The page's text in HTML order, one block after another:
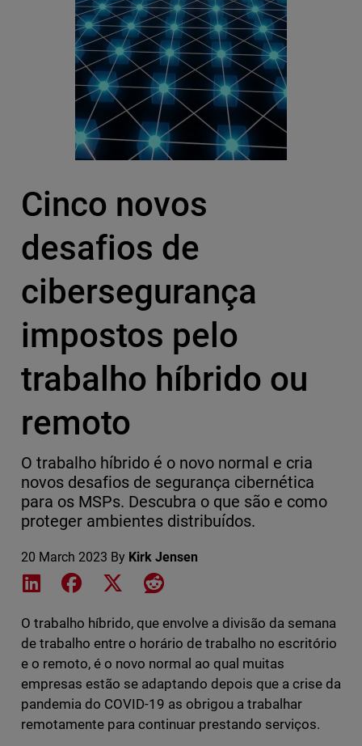
Cinco novos
desafios de
cibersegurança
impostos pelo
trabalho híbrido ou
remoto
O trabalho híbrido é o novo normal e cria
novos desafios de segurança cibernética
para os MSPs. Descubra o que são e como
proteger ambientes distribuídos.
20 March 2023 By Kirk Jensen
Share on LinkedIn
Share on Facebook
Share on XShare on Reddit
O trabalho híbrido, que envolve a divisão da semana
de trabalho entre o horário de trabalho no escritório
e o remoto, é o novo normal ao qual muitas
empresas estão se adaptando depois que a crise da
pandemia do COVID-19 as obrigou a trabalhar
remotamente para continuar prestando serviços.